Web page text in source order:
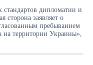
дипломатии и
сторона заявляет о
пребыванием
на территории Украины»,